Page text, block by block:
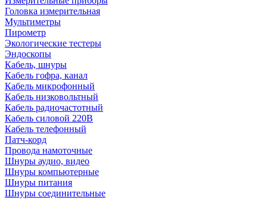
Головка измерительная
Мультиметры
Пирометр
Экологические тестеры
Эндоскопы
Кабель, шнуры
Кабель гофра, канал
Кабель микрофонный
Кабель низковольтный
Кабель радиочастотный
Кабель силовой 220В
Кабель телефонный
Патч-корд
Провода намоточные
Шнуры аудио, видео
Шнуры компьютерные
Шнуры питания
Шнуры соединительные